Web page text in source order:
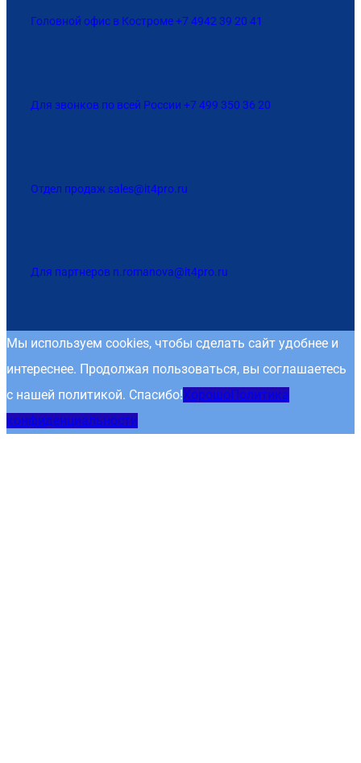
Головной офис в Костроме +7 4942 39 20 41
Для звонков по всей России +7 499 350 36 20
Отдел продаж sales@it4pro.ru
Для партнеров n.romanova@it4pro.ru
Мы используем cookies, чтобы сделать сайт удобнее и
интереснее. Продолжая пользоваться, вы соглашаетесь
с нашей политикой. Спасибо!ХорошоПолитика
конфиденциальности